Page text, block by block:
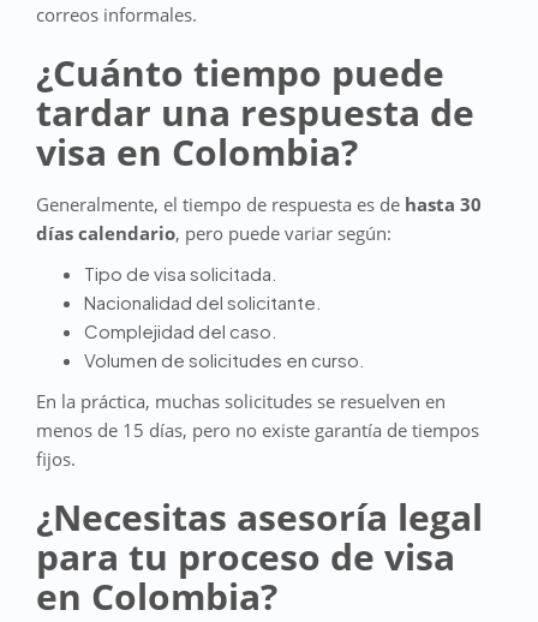
correos informales.
¿Cuánto tiempo puede
tardar una respuesta de
visa en Colombia?
Generalmente, el tiempo de respuesta es de hasta 30
días calendario, pero puede variar según:
Tipo de visa solicitada.
Nacionalidad del solicitante.
Complejidad del caso.
Volumen de solicitudes en curso.
En la práctica, muchas solicitudes se resuelven en
menos de 15 días, pero no existe garantía de tiempos
fijos.
¿Necesitas asesoría legal
para tu proceso de visa
en Colombia?